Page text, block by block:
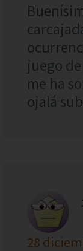
juego
me ha
ojalá
28